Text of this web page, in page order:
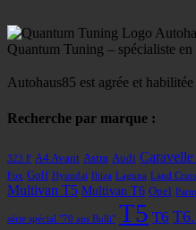
Quantum Tuning – spécialiste
Autohaus85 est agrée et
Recherche par marque :
323 F A4 Avant Astra Audi
Fox Golf Hyundai Ibiza Laguna Land
Multivan T5 Multivan T6 Opel
série spécial "70 ans Bulli" T5 T6